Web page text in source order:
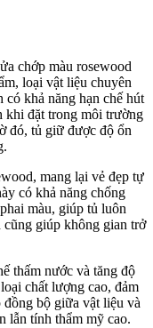
chớp màu rosewood
loại vật liệu chuyên
khả năng hạn chế hút
khi đặt trong môi trường
đó, tủ giữ được độ ổn
mang lại vẻ đẹp tự
có khả năng chống
màu, giúp tủ luôn
giúp không gian trở
thấm nước và tăng độ
chất lượng cao, đảm
bộ giữa vật liệu và
lẫn tính thẩm mỹ cao.